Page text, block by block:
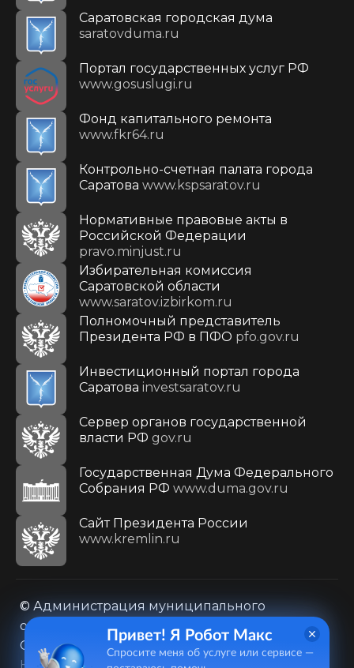
Саратовская городская дума
saratovduma.ru
Портал государственных услуг РФ
www.gosuslugi.ru
Фонд капитального ремонта
www.fkr64.ru
Контрольно-счетная палата города
Саратова www.kspsaratov.ru
Нормативные правовые акты в
Российской Федерации
pravo.minjust.ru
Избирательная комиссия
Саратовской области
www.saratov.izbirkom.ru
Полномочный представитель
Президента РФ в ПФО pfo.gov.ru
Инвестиционный портал города
Саратова investsaratov.ru
Сервер органов государственной
власти РФ gov.ru
Государственная Дума Федерального
Собрания РФ www.duma.gov.ru
Cайт Президента России
www.kremlin.ru
© Администрация муниципального
образования городского округа «Город
Саратов»
Привет! Я Робот Макс
Спросите меня об услуге или сервисе —